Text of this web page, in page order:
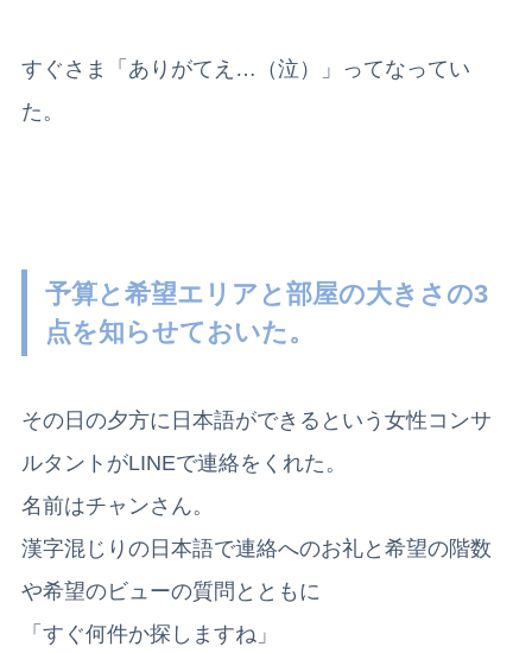
すぐさま「ありがてえ…（泣）」ってなってい
た。
予算と希望エリアと部屋の大きさの3
点を知らせておいた。
その日の夕方に日本語ができるという女性コンサ
ルタントがLINEで連絡をくれた。
名前はチャンさん。
漢字混じりの日本語で連絡へのお礼と希望の階数
や希望のビューの質問とともに
「すぐ何件か探しますね」